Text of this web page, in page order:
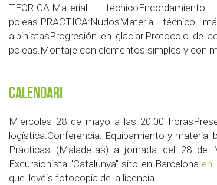
TEORICA:Material
poleas.PRACTICA:NudosMaterial técnico
alpinistasProgresión en glaciar.Protocolo de
poleas.Montaje con elementos simples y con
Calendari
Miercoles 28 de mayo a las 20.00
logística.Conferencia: Equipamiento y
Prácticas (Maladetas)La jornada del 28
Excursionista "Catalunya" sito en Barcelona en
que llevéis fotocopia de la licencia.